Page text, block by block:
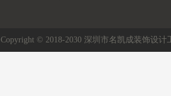
Copyright © 2018-2030 深圳市名凯成装饰设